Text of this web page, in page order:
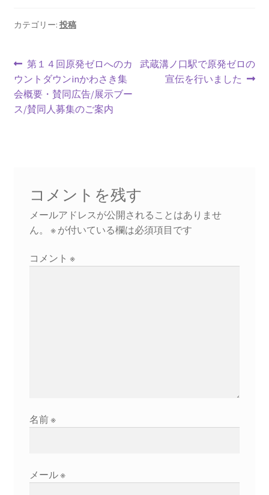
き集会
2024.10.13 映画「決断」上映と講演会を開催
2025.3.23第14回原発ゼロへのカウントダウンinかわさ
き集会開催
ギャラリー
ギャラリー_2023.3.12
ギャラリー_2024.3.10
原発 日誌
2022.8.1 福島第一原発 汚染配管撤去 失敗続きで計画
カテゴリー: 投稿
投
稿
ナ
シ
ョ
ン
前
の
投
稿:
第１４回原発ゼロへのカ
ウントダウンinかわさき集
会概要・賛同広告/展示ブー
ス/賛同人募集のご案内
次
武蔵溝ノ口駅で原発ゼロの
宣伝を行いました
コメントを残す
メールアドレスが公開されることはありませ
ん。
※が付いている欄は必須項目です
コメント ※
名前※
メール※